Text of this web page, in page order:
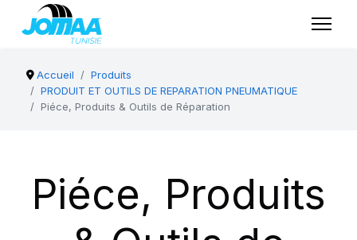
Accueil
Produits
PRODUIT ET OUTILS DE REPARATION PNEUMATIQUE
Piéce, Produits & Outils de Réparation
Piéce, Produits